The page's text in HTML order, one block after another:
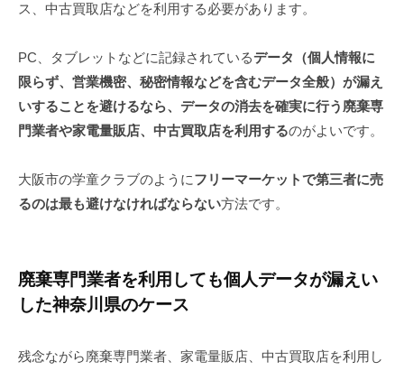
ス、中古買取店などを利用する必要があります。
PC、タブレットなどに記録されているデータ（個人情報に
限らず、営業機密、秘密情報などを含むデータ全般）が漏え
いすることを避けるなら、データの消去を確実に行う廃棄専
門業者や家電量販店、中古買取店を利用するのがよいです。
大阪市の学童クラブのようにフリーマーケットで第三者に売
るのは最も避けなければならない方法です。
廃棄専門業者を利用しても個人データが漏えい
した神奈川県のケース
残念ながら廃棄専門業者、家電量販店、中古買取店を利用し